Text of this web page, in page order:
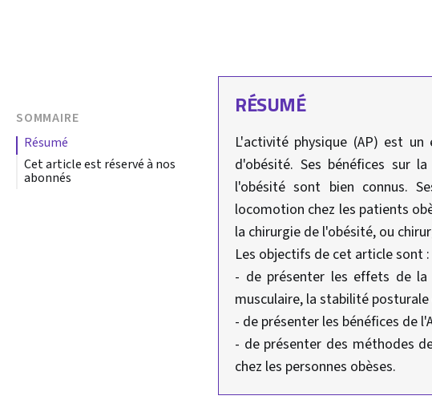
SOMMAIRE
résumé
Cet article est réservé à nos
abonnés
RÉSUMÉ
L'activité physique (AP) est
d'obésité. Ses bénéfices sur
l'obésité sont bien connus.
locomotion chez les patients
la chirurgie de l'obésité, ou
Les objectifs de cet article sont :
- de présenter les effets de
musculaire, la stabilité
- de présenter les bénéfices de
- de présenter des méthodes
chez les personnes obèses.